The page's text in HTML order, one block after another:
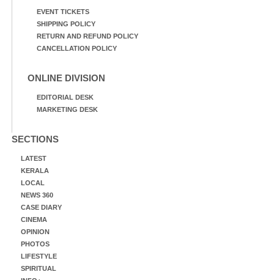
EVENT TICKETS
SHIPPING POLICY
RETURN AND REFUND POLICY
CANCELLATION POLICY
ONLINE DIVISION
EDITORIAL DESK
MARKETING DESK
SECTIONS
LATEST
KERALA
LOCAL
NEWS 360
CASE DIARY
CINEMA
OPINION
PHOTOS
LIFESTYLE
SPIRITUAL